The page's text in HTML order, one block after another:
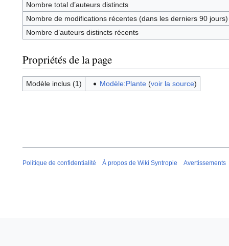
Nombre total d’auteurs distincts
Nombre de modifications récentes (dans les derniers 90 jours)
Nombre d’auteurs distincts récents
Propriétés de la page
Modèle inclus (1) Modèle:Plante(voir la source)
Politique de confidentialité À propos de Wiki Syntropie Avertissements